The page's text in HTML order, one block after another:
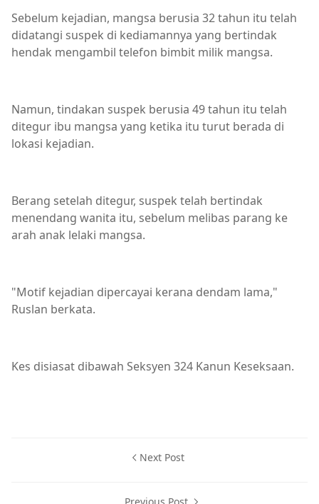
Sebelum kejadian, mangsa berusia 32 tahun itu telah
didatangi suspek di kediamannya yang bertindak
hendak mengambil telefon bimbit milik mangsa.
Namun, tindakan suspek berusia 49 tahun itu telah
ditegur ibu mangsa yang ketika itu turut berada di
lokasi kejadian.
Berang setelah ditegur, suspek telah bertindak
menendang wanita itu, sebelum melibas parang ke
arah anak lelaki mangsa.
"Motif kejadian dipercayai kerana dendam lama,"
Ruslan berkata.
Kes disiasat dibawah Seksyen 324 Kanun Keseksaan.
Next Post